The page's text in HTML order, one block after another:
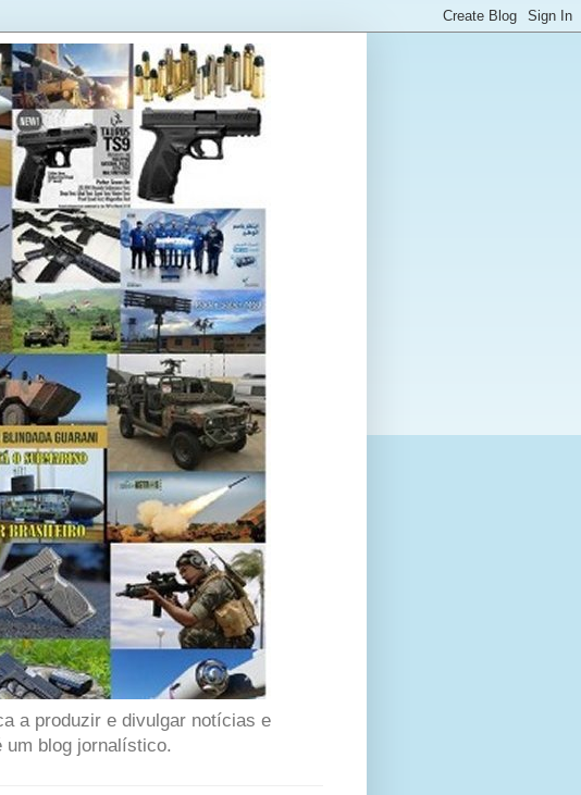
a produzir e divulgar notícias e
um blog jornalístico.